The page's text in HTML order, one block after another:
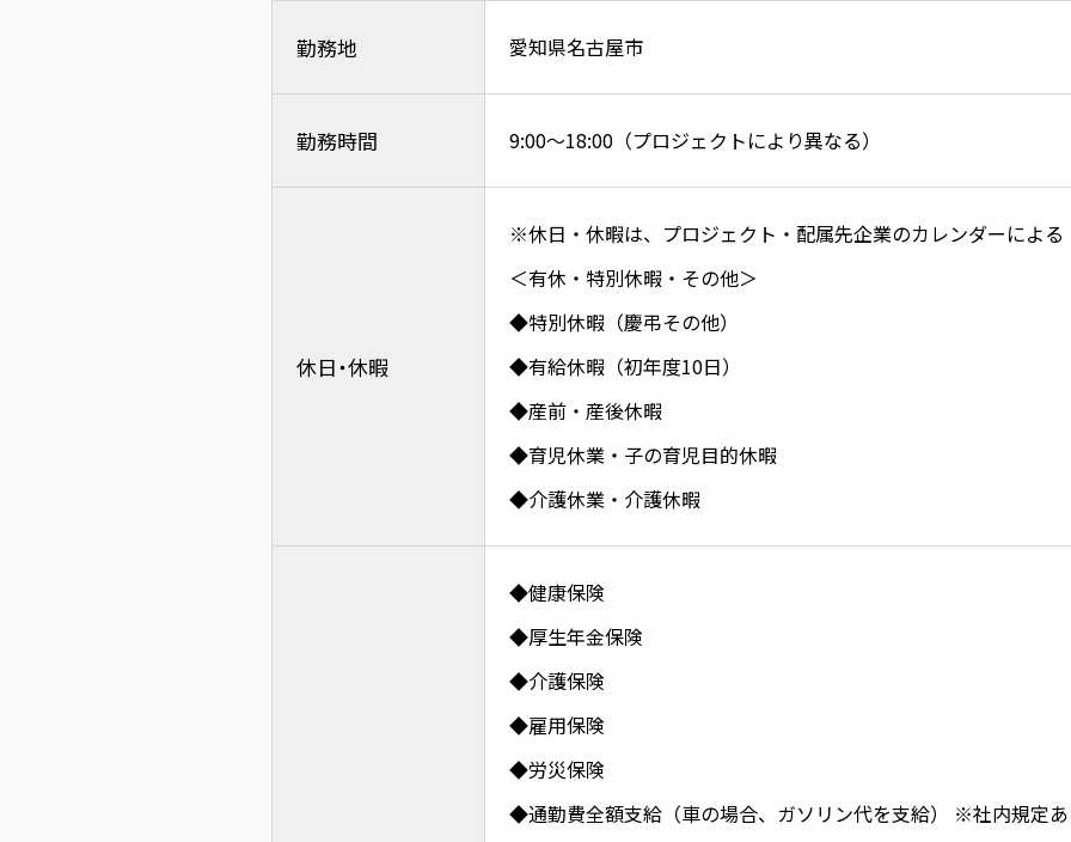
勤務地 愛知県名古屋市
勤務時間 9:00～18:00（プロジェクトにより異なる）
休日・休暇
※休日・休暇は、プロジェクト・配属先企業のカレンダーによる
＜有休・特別休暇・その他＞
◆特別休暇（慶弔その他）
◆有給休暇（初年度10日）
◆産前・産後休暇
◆育児休業・子の育児目的休暇
◆介護休業・介護休暇
◆健康保険
◆厚生年金保険
◆介護保険
◆雇用保険
◆労災保険
◆通勤費全額支給（車の場合、ガソリン代を支給） ※社内規定